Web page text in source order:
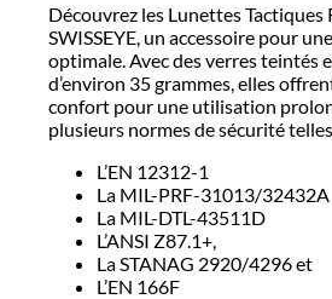
Découvrez les Lunettes Tactiques
SWISSEYE, un accessoire pour
optimale. Avec des verres teintés
d’environ 35 grammes, elles
confort pour une utilisation
plusieurs normes de sécurité
L’EN 12312-1
La MIL-PRF-31013/32432A
La MIL-DTL-43511D
L’ANSI Z87.1+,
La STANAG 2920/4296 et
L’EN 166F